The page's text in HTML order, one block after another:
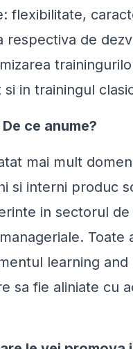
flexibilitate,
respectiva de
in trainingul
ce anume?
mai mult
si interni produc
in sectorul
Toate
learning
sa fie aliniate cu